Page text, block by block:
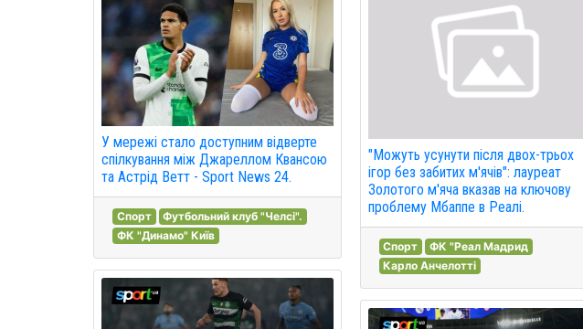
У мережі стало доступним відверте
спілкування між Джареллом Квансою
та Астрід Ветт - Sport News 24.
Спорт
Футбольний клуб "Челсі".
ФК "Динамо" Київ
"Можуть усунути після двох-трьох
ігор без забитих м'ячів": лауреат
Золотого м'яча вказав на ключову
проблему Мбаппе в Реалі.
Спорт
ФК "Реал Мадрид
Карло Анчелотті